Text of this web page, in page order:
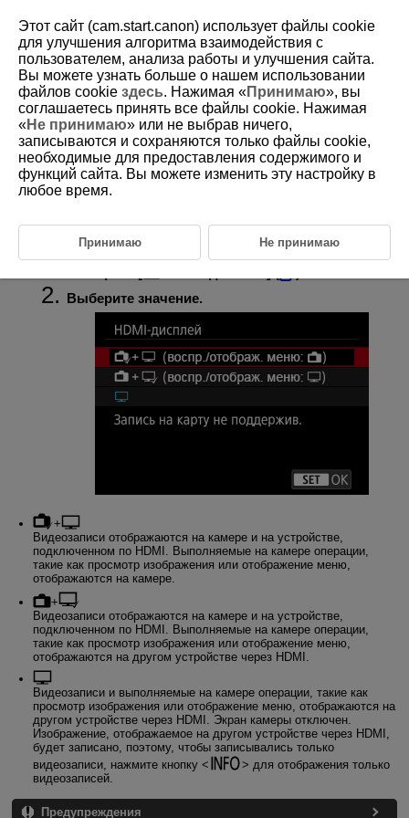
D375-113
Отображение во время
подключения HDMI
Можно указать, как отображаются видеозаписи при записи по
интерфейсу HDMI на внешнее устройство. Сам выходной
Настройка по умолчанию — [
].
Выберите значение.
+
Видеозаписи отображаются на камере и на устройстве,
подключенном по HDMI. Выполняемые на камере операции,
такие как просмотр изображения или отображение меню,
отображаются на камере.
+
Видеозаписи отображаются на камере и на устройстве,
подключенном по HDMI. Выполняемые на камере операции,
такие как просмотр изображения или отображение меню,
отображаются на другом устройстве через HDMI.
Видеозаписи и выполняемые на камере операции, такие как
просмотр изображения или отображение меню, отображаются на
другом устройстве через HDMI. Экран камеры отключен.
Изображение, отображаемое на другом устройстве через HDMI,
будет записано, поэтому, чтобы записывались только
видеозаписи, нажмите кнопку
для отображения только
видеозаписей.
Предупреждения
Этот сайт (cam.start.canon) использует файлы cookie
для улучшения алгоритма взаимодействия с
пользователем, анализа работы и улучшения сайта.
Вы можете узнать больше о нашем использовании
файлов cookie здесь. Нажимая «Принимаю», вы
соглашаетесь принять все файлы cookie. Нажимая
«Не принимаю» или не выбрав ничего,
записываются и сохраняются только файлы cookie,
необходимые для предоставления содержимого и
функций сайта. Вы можете изменить эту настройку в
любое время.
Принимаю Не принимаю